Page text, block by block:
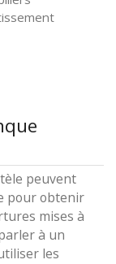
peuvent
pour obtenir
mises à
à un
les